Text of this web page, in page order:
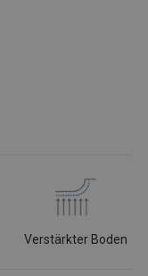
Verstärkter Boden